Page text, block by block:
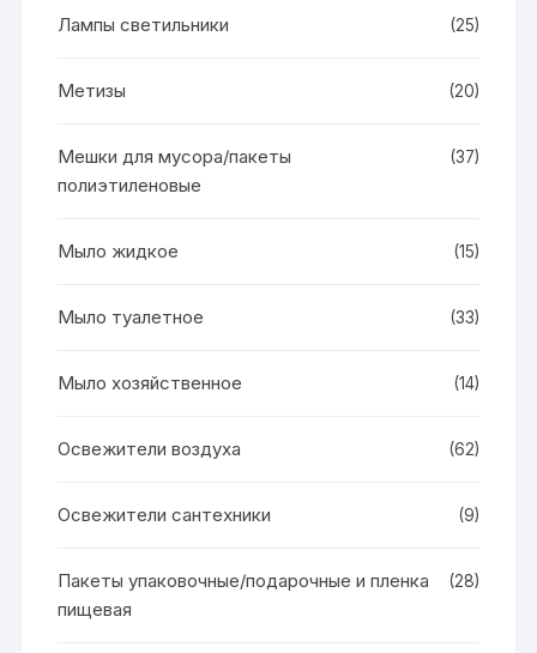
Лампы светильники (25)
Метизы (20)
Мешки для мусора/пакеты
полиэтиленовые
(37)
Мыло жидкое (15)
Мыло туалетное (33)
Мыло хозяйственное (14)
Освежители воздуха (62)
Освежители сантехники (9)
Пакеты упаковочные/подарочные и пленка
пищевая
(28)